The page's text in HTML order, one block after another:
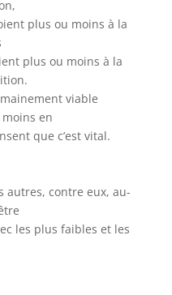
plus ou moins à la
plus ou moins à la
viable
en
que c’est vital.
autres, contre eux, au-
les plus faibles et les